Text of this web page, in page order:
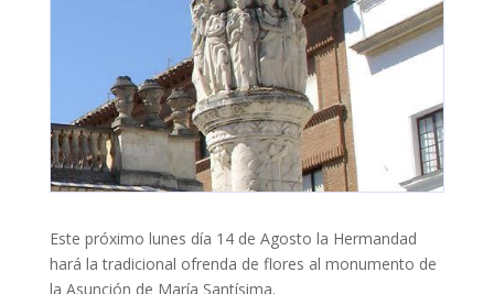
Este próximo lunes día 14 de Agosto la Hermandad
hará la tradicional ofrenda de flores al monumento de
la Asunción de María Santísima.